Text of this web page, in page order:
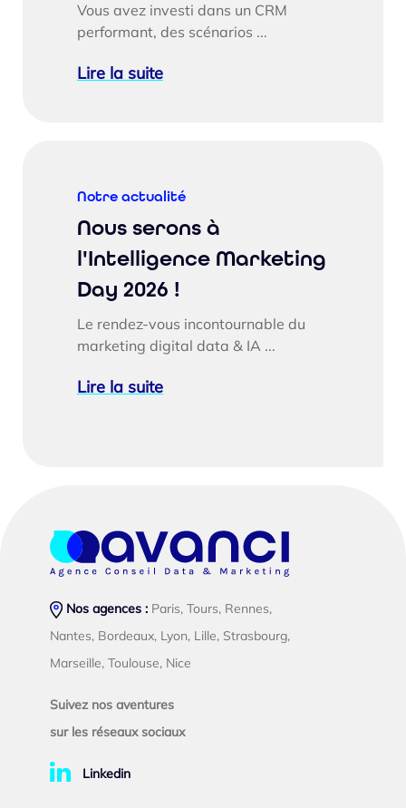
Vous avez investi dans un CRM
performant, des scénarios ...
Lire la suite
Notre actualité
Nous serons à
l'Intelligence Marketing
Day 2026 !
Le rendez-vous incontournable du
marketing digital data & IA ...
Lire la suite
Nos agences :Paris, Tours, Rennes,
Nantes, Bordeaux, Lyon, Lille, Strasbourg,
Marseille, Toulouse, Nice
Suivez nos aventures
sur les réseaux sociaux
Linkedin